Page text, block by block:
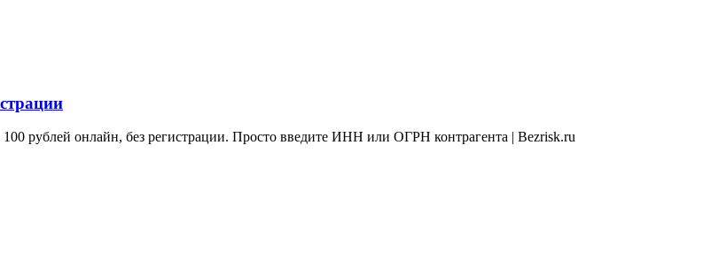
рублей онлайн, без регистрации. Просто введите ИНН или ОГРН контрагента | Bezrisk.ru